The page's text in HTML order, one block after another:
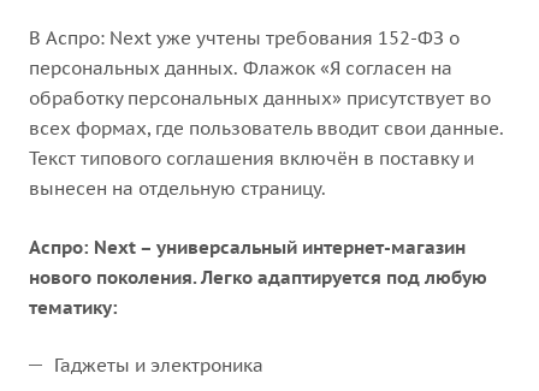
В Аспро: Next уже учтены требования 152-ФЗ о
персональных данных. Флажок «Я согласен на
обработку персональных данных» присутствует во
всех формах, где пользователь вводит свои данные.
Текст типового соглашения включён в поставку и
вынесен на отдельную страницу.
Аспро: Next – универсальный интернет-магазин
нового поколения. Легко адаптируется под любую
тематику:
Гаджеты и электроника